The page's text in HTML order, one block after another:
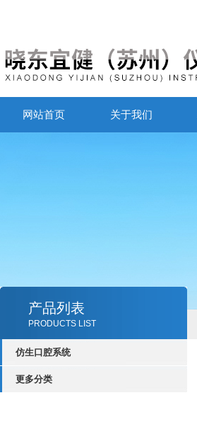
网站首页 关于我们
产品列表
PRODUCTS LIST
仿生口腔系统
更多分类